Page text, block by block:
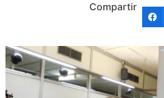
Compartir